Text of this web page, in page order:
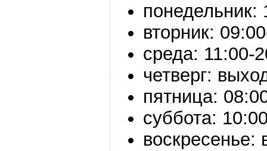
понедельник:
вторник:
среда: 11:00-
четверг:
пятница:
суббота:
воскресенье: